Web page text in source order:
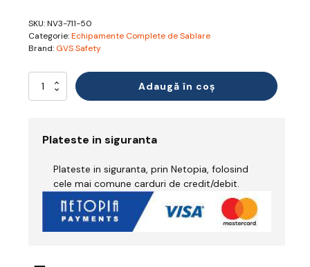
SKU:NV3-711-50
Categorie:Echipamente Complete de Sablare
Brand: GVS Safety
Cantitate
Echipament
GVS
Capă
Constant
Adaugă în coș
Plateste in siguranta
Plateste in siguranta, prin Netopia, folosind
cele mai comune carduri de credit/debit.